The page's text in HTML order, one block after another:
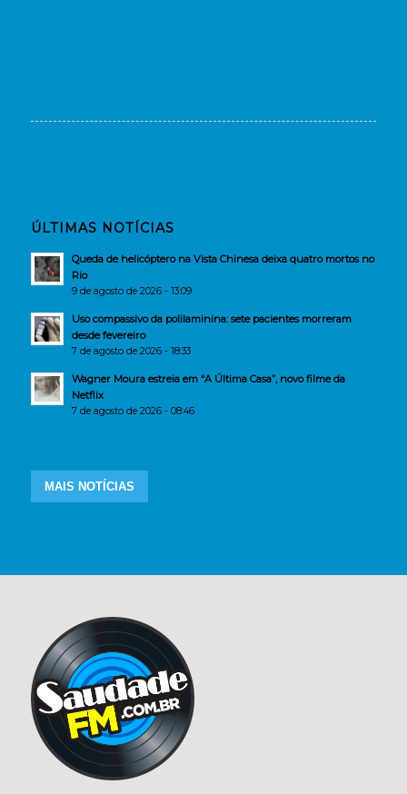
ÚLTIMAS NOTÍCIAS
Queda de helicóptero na Vista Chinesa deixa quatro mortos no
Rio
9 de agosto de 2026 - 13:09
Uso compassivo da polilaminina: sete pacientes morreram
desde fevereiro
7 de agosto de 2026 - 18:33
Wagner Moura estreia em “A Última Casa”, novo filme da
Netflix
7 de agosto de 2026 - 08:46
MAIS NOTÍCIAS